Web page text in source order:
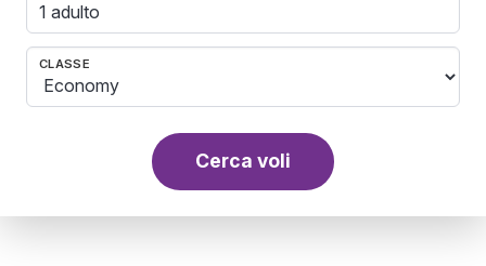
1 adulto
CLASSE
Cerca voli